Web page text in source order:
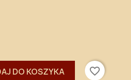
DO KOSZYKA
favorite_border